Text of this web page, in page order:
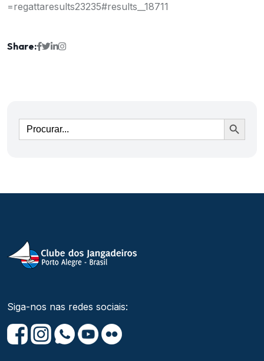
=regattaresults23235#results__18711
Share:
Ir
Siga-nos nas redes sociais: